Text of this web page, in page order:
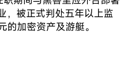
，被正式判处五年以上监
加密资产及游艇。